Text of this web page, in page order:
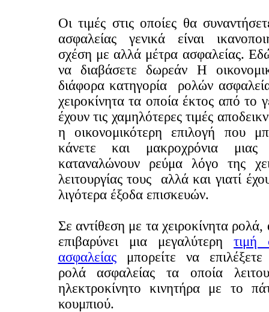
Οι τιμές στις οποίες θα
ασφαλείας γενικά είναι
σχέση με αλλά μέτρα ασφαλείας.
να διαβάσετε δωρεάν Η
διάφορα κατηγορία ρολών
χειροκίνητα τα οποία έκτος από το
έχουν τις χαμηλότερες τιμές
η οικονομικότερη επιλογή που
κάνετε και μακροχρόνια
καταναλώνουν ρεύμα λόγο της
λειτουργίας τους αλλά και γιατί
λιγότερα έξοδα επισκευών.
Σε αντίθεση με τα χειροκίνητα
επιβαρύνει μια μεγαλύτερητιμή
ασφαλείαςμπορείτε να επιλέξετε
ρολά ασφαλείας τα οποία
ηλεκτροκίνητο κινητήρα με το
κουμπιού.